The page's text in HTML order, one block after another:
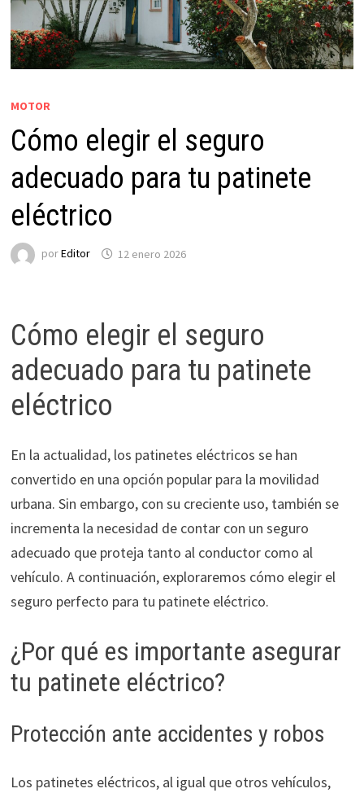
MOTOR
Cómo elegir el seguro
adecuado para tu patinete
eléctrico
porEditor 12 enero 2026
Cómo elegir el seguro
adecuado para tu patinete
eléctrico
En la actualidad, los patinetes eléctricos se han
convertido en una opción popular para la movilidad
urbana. Sin embargo, con su creciente uso, también se
incrementa la necesidad de contar con un seguro
adecuado que proteja tanto al conductor como al
vehículo. A continuación, exploraremos cómo elegir el
seguro perfecto para tu patinete eléctrico.
¿Por qué es importante asegurar
tu patinete eléctrico?
Protección ante accidentes y robos
Los patinetes eléctricos, al igual que otros vehículos,